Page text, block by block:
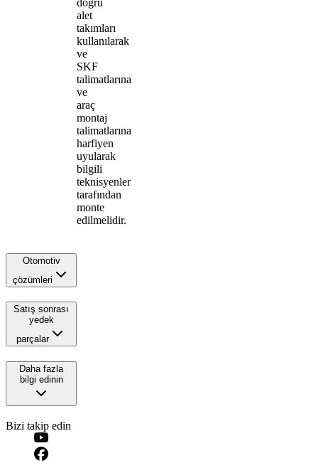
alet
takımları
kullanılarak
ve
SKF
talimatlarına
ve
araç
montaj
talimatlarına
harfiyen
uyularak
bilgili
teknisyenler
tarafından
monte
edilmelidir.
Otomotiv
çözümleri
Satış sonrası
yedek
parçalar
Daha fazla
bilgi edinin
Bizi takip edin